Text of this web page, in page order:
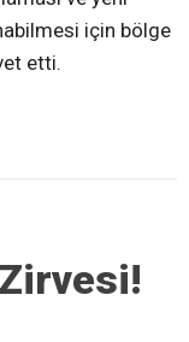
için bölge
etti.